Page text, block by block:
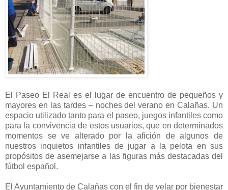
El Paseo El Real es el lugar de encuentro de pequeños y
mayores en las tardes – noches del verano en Calañas. Un
espacio utilizado tanto para el paseo, juegos infantiles como
para la convivencia de estos usuarios, que en determinados
momentos se ve alterado por la afición de algunos de
nuestros inquietos infantiles de jugar a la pelota en sus
propósitos de asemejarse a las figuras más destacadas del
fútbol español.
El Ayuntamiento de Calañas con el fin de velar por bienestar